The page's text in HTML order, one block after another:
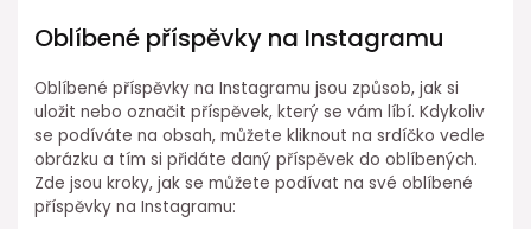
Oblíbené příspěvky na Instagramu
Oblíbené příspěvky na Instagramu jsou způsob, jak si
uložit nebo označit příspěvek, který se vám líbí. Kdykoliv
se podíváte na obsah, můžete kliknout na srdíčko vedle
obrázku a tím si přidáte daný příspěvek do oblíbených.
Zde jsou kroky, jak se můžete podívat na své oblíbené
příspěvky na Instagramu: